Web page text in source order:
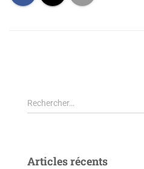
Rechercher…
Articles récents